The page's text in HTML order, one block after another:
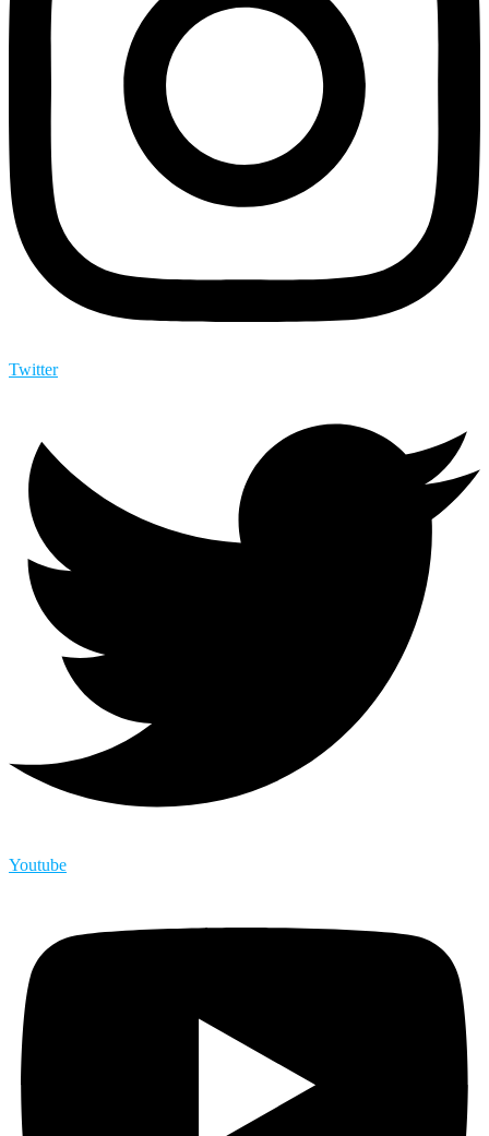
Twitter
Youtube